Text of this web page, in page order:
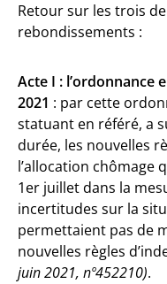
Retour sur les trois
rebondissements :
Acte I : l’ordonnance
2021 : par cette
statuant en référé, a
durée, les nouvelles
l’allocation chômage
1er juillet dans la
incertitudes sur la
permettaient pas de
nouvelles règles
juin 2021, nº452210).